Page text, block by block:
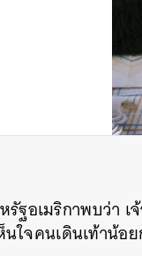
ฐอเมริกาพบว่า
ใจคนเดินเท้าน้อย